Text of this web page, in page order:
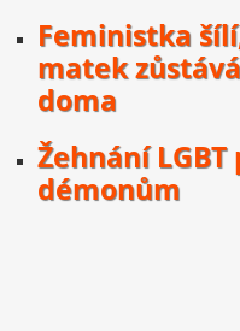
Feministka
matek
doma
Žehnání
démonům